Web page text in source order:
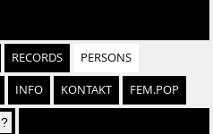
RECORDS PERSONS
INFO KONTAKT FEM.POP